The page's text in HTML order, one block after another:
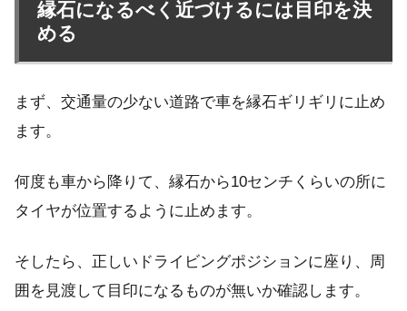
縁石になるべく近づけるには目印を決
める
まず、交通量の少ない道路で車を縁石ギリギリに止め
ます。
何度も車から降りて、縁石から10センチくらいの所に
タイヤが位置するように止めます。
そしたら、正しいドライビングポジションに座り、周
囲を見渡して目印になるものが無いか確認します。